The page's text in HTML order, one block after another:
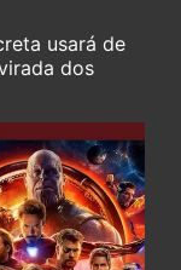
usará de
dos